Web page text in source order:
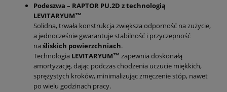
Podeszwa – RAPTOR PU.2D z technologią
LEVITARYUM™
Solidna, trwała konstrukcja zwiększa odporność na zużycie,
a jednocześnie gwarantuje stabilność i przyczepność
na śliskich powierzchniach.
Technologia LEVITARYUM™ zapewnia doskonałą
amortyzację, dając podczas chodzenia uczucie miękkich,
sprężystych kroków, minimalizując zmęczenie stóp, nawet
po wielu godzinach pracy.